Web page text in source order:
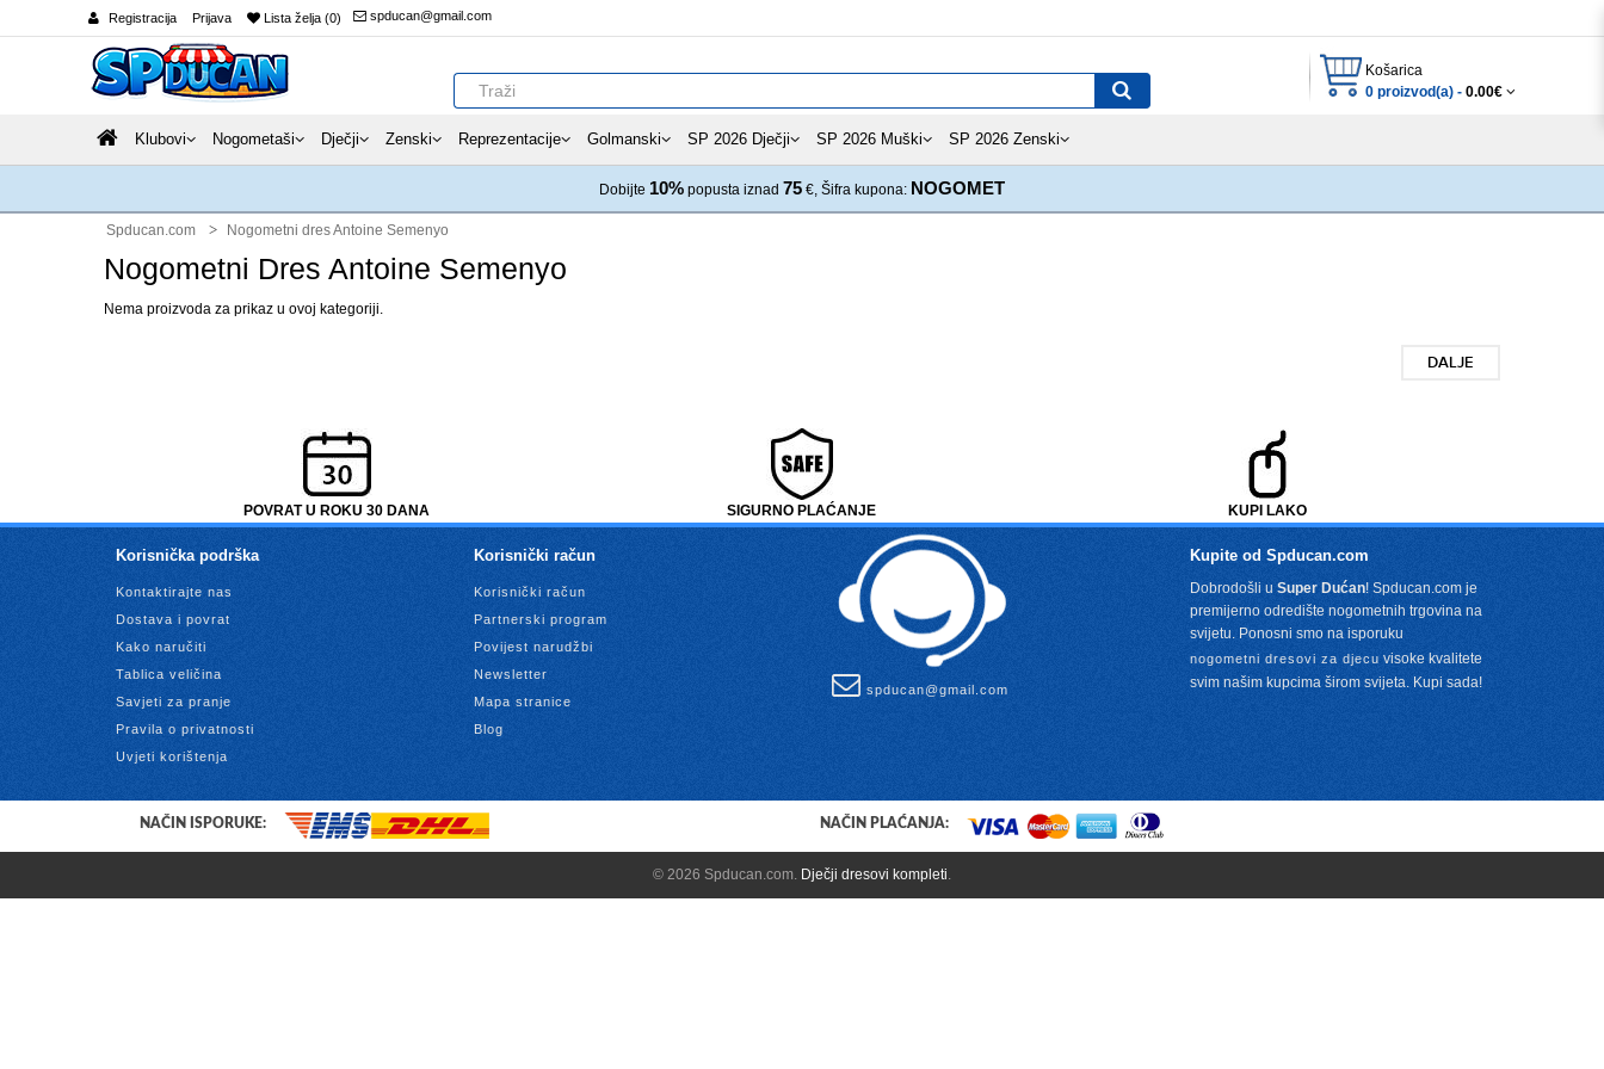
Registracija Prijava Lista želja (0) spducan@gmail.com
Košarica
0 proizvod(a) - 0.00€
Klubovi Nogometaši Dječji Zenski Reprezentacije Golmanski SP 2026 Dječji SP 2026 Muški SP 2026 Zenski
Dobijte 10% popusta iznad 75 €, Šifra kupona: NOGOMET
Spducan.com Nogometni dres Antoine Semenyo
Nogometni Dres Antoine Semenyo
Nema proizvoda za prikaz u ovoj kategoriji.
DALJE
POVRAT U ROKU 30 DANA SIGURNO PLAĆANJE KUPI LAKO
Korisnička podrška
Kontaktirajte nas
Dostava i povrat
Kako naručiti
Tablica veličina
Savjeti za pranje
Pravila o privatnosti
Uvjeti korištenja
Korisnički račun
Korisnički račun
Partnerski program
Povijest narudžbi
Newsletter
Mapa stranice
Blog
spducan@gmail.com
Kupite od Spducan.com
Dobrodošli u Super Dućan! Spducan.com je
premijerno odredište nogometnih trgovina na
svijetu. Ponosni smo na isporuku
nogometni dresovi za djecu visoke kvalitete
svim našim kupcima širom svijeta. Kupi sada!
NAČIN ISPORUKE: NAČIN PLAĆANJA:
© 2026 Spducan.com. Dječji dresovi kompleti.